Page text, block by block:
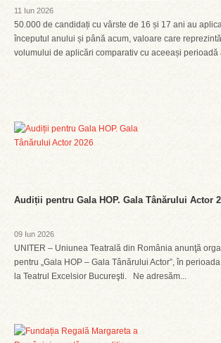
11 Iun 2026
50.000 de candidați cu vârste de 16 și 17 ani au
începutul anului și până acum, valoare care
volumului de aplicări comparativ cu aceeași perioadă
Audiții pentru Gala HOP. Gala Tânărului Actor
09 Iun 2026
UNITER – Uniunea Teatrală din România anunţă
pentru „Gala HOP – Gala Tânărului Actor”, în
la Teatrul Excelsior Bucureşti. Ne adresăm...